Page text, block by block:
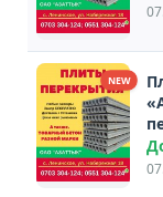
NEW